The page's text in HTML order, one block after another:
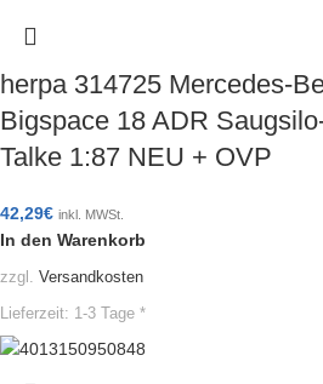
herpa 314725 Mercedes-
Bigspace 18 ADR
Talke 1:87 NEU + OVP
42,29€ inkl. MWSt.
In den Warenkorb
zzgl. Versandkosten
Lieferzeit: 1-3 Tage *